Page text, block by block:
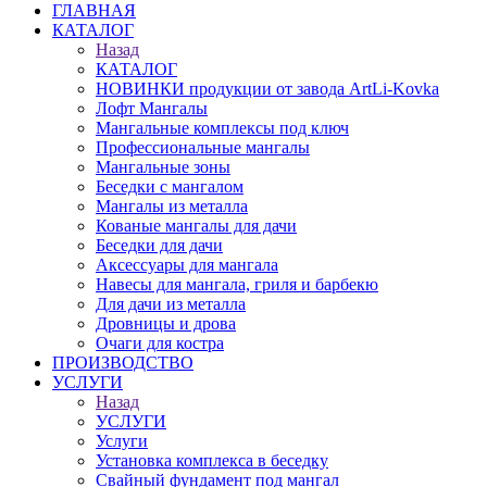
ГЛАВНАЯ
КАТАЛОГ
Назад
КАТАЛОГ
НОВИНКИ продукции от завода ArtLi-Kovka
Лофт Мангалы
Мангальные комплексы под ключ
Профессиональные мангалы
Мангальные зоны
Беседки с мангалом
Мангалы из металла
Кованые мангалы для дачи
Беседки для дачи
Аксессуары для мангала
Навесы для мангала, гриля и барбекю
Для дачи из металла
Дровницы и дрова
Очаги для костра
ПРОИЗВОДСТВО
УСЛУГИ
Назад
УСЛУГИ
Услуги
Установка комплекса в беседку
Свайный фундамент под мангал